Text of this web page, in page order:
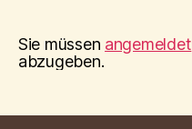
Sie müssen angemeldet
abzugeben.